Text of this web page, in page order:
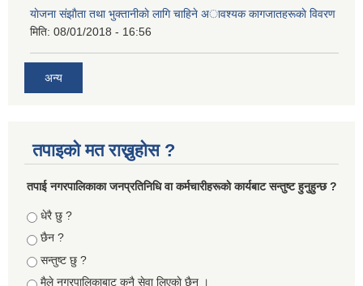
याेजना संझाैता तथा भुक्तानीकाे लागि चाहिने अावश्यक कागजातहरूकाे विवरण
मिति: 08/01/2018 - 16:56
अन्य
तपाइको मत राख्नुहोस ?
तपा‌ई नगरपालिकाका जनप्रतिनिधि वा कर्मचारीहरूकाे कार्यबाट सन्तुष्ट हुनुहुन्छ ?
Choices
धेरै छु ?
छैन ?
सन्तुष्ट छु ?
मैले नगरपालिकाबाट कुनै सेवा लिएकाे छैन ।